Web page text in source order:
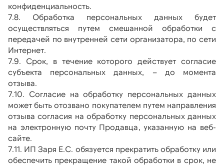
конфиденциальность.
7.8. Обработка персональных данных будет
осуществляться путем смешанной обработки с
передачей по внутренней сети организатора, по сети
Интернет.
7.9. Срок, в течение которого действует согласие
субъекта персональных данных, – до момента
отзыва.
7.10. Согласие на обработку персональных данных
может быть отозвано покупателем путем направления
отзыва согласия на обработку персональных данных
на электронную почту Продавца, указанную на веб-
сайте.
7.11. ИП Заря Е.С. обязуется прекратить обработку или
обеспечить прекращение такой обработки в срок, не